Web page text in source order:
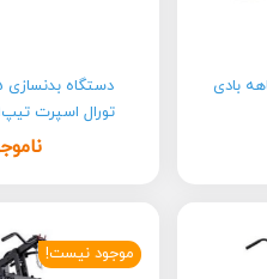
ایستگاهه بادی
تورال اسپرت تیپToral Sport 1
موجود نیست!